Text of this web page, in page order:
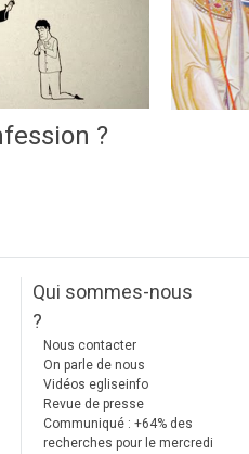
?
Qui sommes-nous
?
Nous contacter
On parle de nous
Vidéos egliseinfo
Revue de presse
Communiqué : +64% des
recherches pour le mercredi